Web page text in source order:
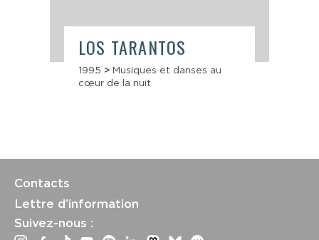
LOS TARANTOS
1995 > Musiques et danses au
cœur de la nuit
Contacts
Lettre d’information
Suivez-nous :